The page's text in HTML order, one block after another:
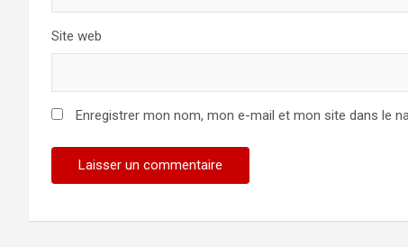
Site web
Enregistrer mon nom, mon e-mail et mon site dans le